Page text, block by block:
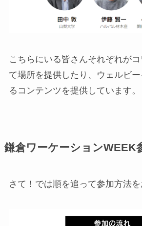
こちらにいる皆さんそれぞれが
て場所を提供したり、ウェルビ
るコンテンツを提供しています。
鎌倉ワーケーションWEEK
さて！では順を追って参加方法を